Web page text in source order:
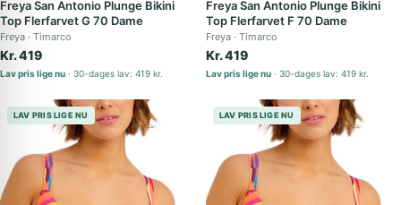
Freya San Antonio Plunge Bikini
Top Flerfarvet G 70 Dame
Freya Timarco
Kr. 419
Lav pris lige nu 30-dages lav: 419 kr.
Freya San Antonio Plunge Bikini
Top Flerfarvet F 70 Dame
Freya Timarco
Kr. 419
Lav pris lige nu 30-dages lav: 419 kr.
LAV PRIS LIGE NU LAV PRIS LIGE NU